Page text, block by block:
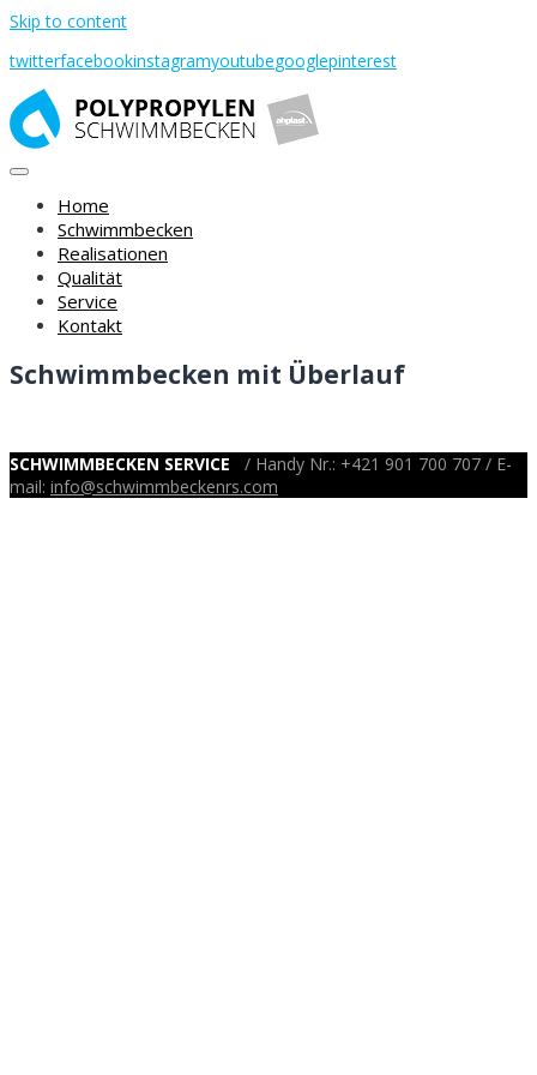
Skip to content
twitterfacebookinstagramyoutubegooglepinterest
Home
Schwimmbecken
Realisationen
Qualität
Service
Kontakt
Schwimmbecken mit Überlauf
SCHWIMMBECKEN SERVICE / Handy Nr.: +421 901 700 707 / E-
mail: info@schwimmbeckenrs.com